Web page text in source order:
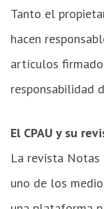
Tanto el
hacen
artículos
responsabilidad
El CPAU y su
La revista Notas
uno de los